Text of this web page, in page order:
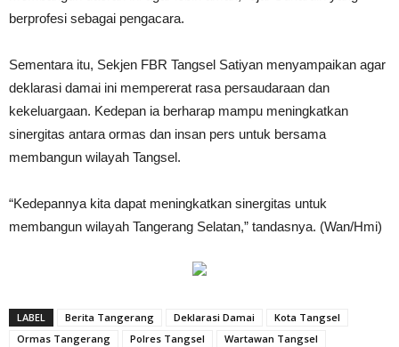
berprofesi sebagai pengacara.
Sementara itu, Sekjen FBR Tangsel Satiyan menyampaikan agar
deklarasi damai ini mempererat rasa persaudaraan dan
kekeluargaan. Kedepan ia berharap mampu meningkatkan
sinergitas antara ormas dan insan pers untuk bersama
membangun wilayah Tangsel.
“Kedepannya kita dapat meningkatkan sinergitas untuk
membangun wilayah Tangerang Selatan,” tandasnya. (Wan/Hmi)
LABEL Berita Tangerang Deklarasi Damai
Kota Tangsel
Ormas Tangerang
Polres Tangsel Wartawan Tangsel